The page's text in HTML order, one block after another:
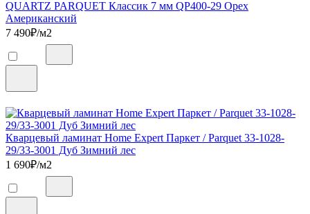
QUARTZ PARQUET Классик 7 мм QP400-29 Орех
Американский
7 490₽/м2
Кварцевый ламинат Home Expert Паркет / Parquet 33-1028-
29/33-3001 Дуб Зимний лес
1 690₽/м2